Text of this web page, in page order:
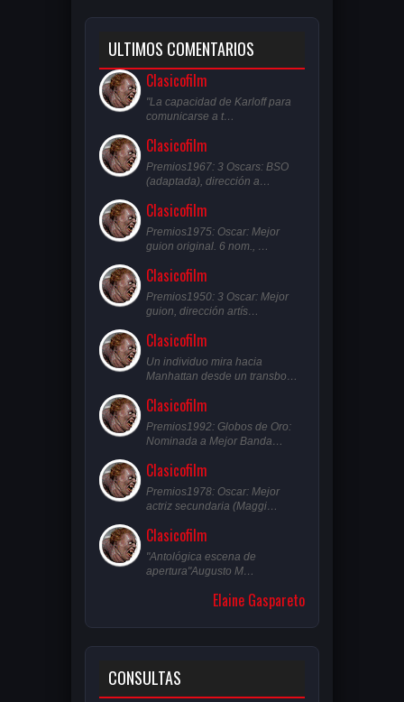
ULTIMOS COMENTARIOS
Clasicofilm
"La capacidad de Karloff para
comunicarse a t…
Clasicofilm
Premios1967: 3 Oscars: BSO
(adaptada), dirección a…
Clasicofilm
Premios1975: Oscar: Mejor
guion original. 6 nom., …
Clasicofilm
Premios1950: 3 Oscar: Mejor
guion, dirección artís…
Clasicofilm
Un individuo mira hacia
Manhattan desde un transbo…
Clasicofilm
Premios1992: Globos de Oro:
Nominada a Mejor Banda…
Clasicofilm
Premios1978: Oscar: Mejor
actriz secundaria (Maggi…
Clasicofilm
"Antológica escena de
apertura"Augusto M…
Elaine Gaspareto
CONSULTAS